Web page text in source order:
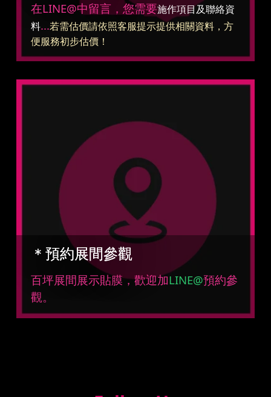
在LINE@中留言，您需要施作項目及聯絡資
料...若需估價請依照客服提示提供相關資料，方
便服務初步估價！
＊預約展間參觀
百坪展間展示貼膜，歡迎加LINE@預約參
觀。